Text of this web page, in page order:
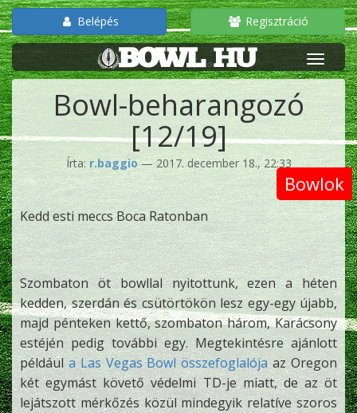
Belépés Regisztráció
Bowl-beharangozó
[12/19]
Írta: r.baggio— 2017. december 18., 22:33
Bowlok
Kedd esti meccs Boca Ratonban
Szombaton öt bowllal nyitottunk, ezen a héten
kedden, szerdán és csütörtökön lesz egy-egy újabb,
majd pénteken kettő, szombaton három, Karácsony
estéjén pedig további egy. Megtekintésre ajánlott
példáula Las Vegas Bowl összefoglalójaaz Oregon
két egymást követő védelmi TD-je miatt, de az öt
lejátszott mérkőzés közül mindegyik relatíve szoros